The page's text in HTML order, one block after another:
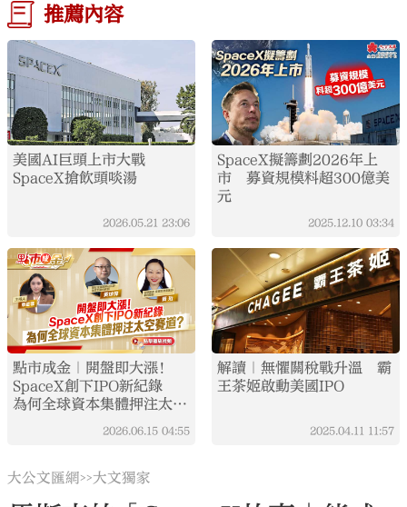
推薦內容
美國AI巨頭上市大戰
SpaceX搶飲頭啖湯
2026.05.21 23:06
SpaceX擬籌劃2026年上
市 募資規模料超300億美
元
2025.12.10 03:34
點市成金｜開盤即大漲！
SpaceX創下IPO新紀錄
為何全球資本集體押注太空
2026.06.15 04:55
解讀｜無懼關稅戰升溫 霸
王茶姬啟動美國IPO
2025.04.11 11:57
大公文匯網>>大文獨家